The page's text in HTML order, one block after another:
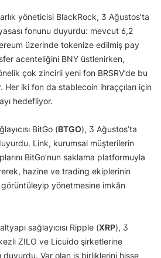
yöneticisi BlackRock, 3 Ağustos’ta
fonunu duyurdu: mevcut 6,2
üzerinde tokenize edilmiş pay
acenteliğini BNY üstlenirken,
çok zincirli yeni fon BRSRV’de bu
iki fon da stablecoin ihraççıları için
hedefliyor.
BitGo (BTGO), 3 Ağustos’ta
Link, kurumsal müşterilerin
BitGo’nun saklama platformuyla
hazine ve trading ekiplerinin
görüntüleyip yönetmesine imkân
sağlayıcısı Ripple (XRP), 3
ZILO ve Licuido şirketlerine
duyurdu. Var olan iş birliklerini hisse